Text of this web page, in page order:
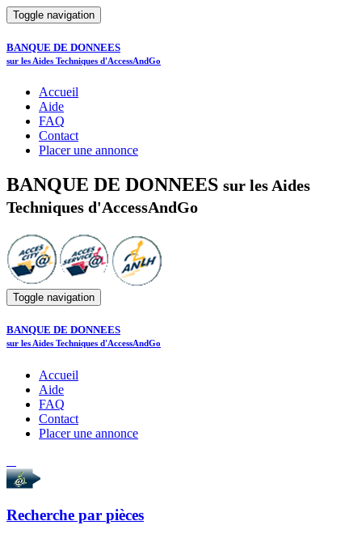
Toggle navigation
BANQUE DE DONNEES
sur les Aides Techniques d'AccessAndGo
Accueil
Aide
FAQ
Contact
Placer une annonce
BANQUE DE DONNEES sur les Aides
Techniques d'AccessAndGo
Toggle navigation
BANQUE DE DONNEES
sur les Aides Techniques d'AccessAndGo
Accueil
Aide
FAQ
Contact
Placer une annonce
Recherche par pièces